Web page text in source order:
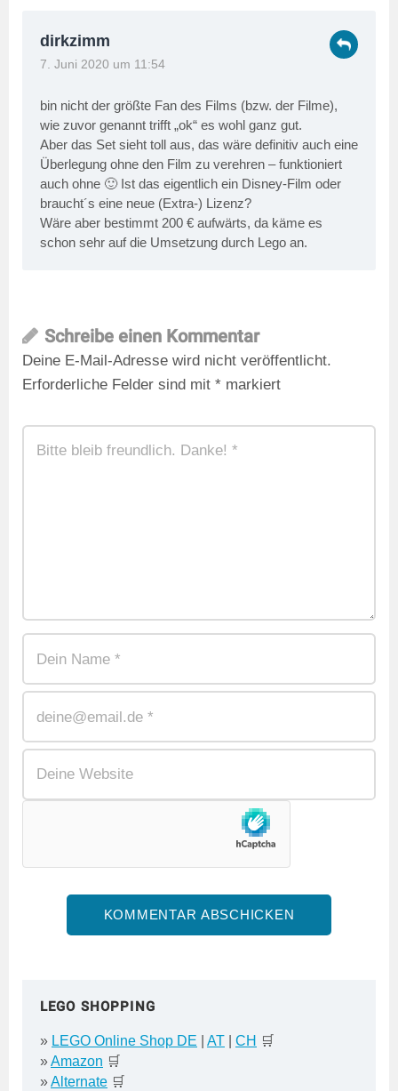
dirkzimm
7. Juni 2020 um 11:54
bin nicht der größte Fan des Films (bzw. der Filme),
wie zuvor genannt trifft „ok“ es wohl ganz gut.
Aber das Set sieht toll aus, das wäre definitiv auch eine
Überlegung ohne den Film zu verehren – funktioniert
auch ohne 🙂 Ist das eigentlich ein Disney-Film oder
braucht´s eine neue (Extra-) Lizenz?
Wäre aber bestimmt 200 € aufwärts, da käme es
schon sehr auf die Umsetzung durch Lego an.
Schreibe einen Kommentar
Deine E-Mail-Adresse wird nicht veröffentlicht.
Erforderliche Felder sind mit * markiert
LEGO SHOPPING
» LEGO Online Shop DE AT CH 🛒
»Amazon 🛒
»Alternate 🛒